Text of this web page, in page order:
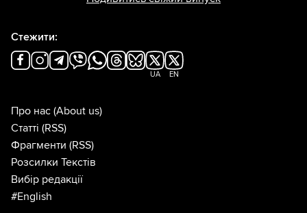
Стежити:
UA EN
Про нас (About us)
Статті (RSS)
Фрагменти (RSS)
Розсилки Текстів
Вибір редакції
#English